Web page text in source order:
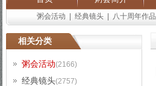
粥会活动 经典镜头 八十周年作品
相关分类
粥会活动(2166)
经典镜头(2757)